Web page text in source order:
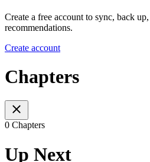
Create a free account to sync, back
recommendations.
Create account
Chapters
0 Chapters
Up Next